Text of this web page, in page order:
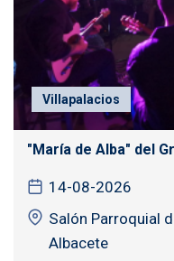
Villapalacios
"María de Alba" del
14-08-2026
Salón Parroquial
Albacete